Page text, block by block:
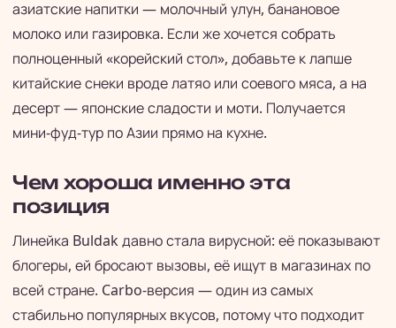
азиатские напитки — молочный улун, банановое
молоко или газировка. Если же хочется собрать
полноценный «корейский стол», добавьте к лапше
китайские снеки вроде латяо или соевого мяса, а на
десерт — японские сладости и моти. Получается
мини-фуд-тур по Азии прямо на кухне.
Чем хороша именно эта
позиция
Линейка Buldak давно стала вирусной: её показывают
блогеры, ей бросают вызовы, её ищут в магазинах по
всей стране. Carbo-версия — один из самых
стабильно популярных вкусов, потому что подходит